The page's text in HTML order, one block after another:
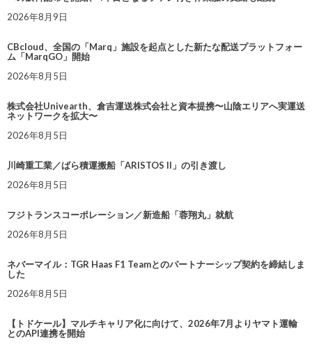
2026年8月9日
CBcloud、全国の「Marq」施設を起点とした新たな配送プラットフォー
ム「MarqGO」開始
2026年8月5日
株式会社Univearth、倉吉運送株式会社と資本提携〜山陰エリアへ実運送
ネットワークを拡大〜
2026年8月5日
川崎重工業／ばら積運搬船「ARISTOS II」の引き渡し
2026年8月5日
フジトランスコーポレーション／新造船「蓉翔丸」就航
2026年8月5日
ネバーマイル：TGR Haas F1 Teamとのパートナーシップ契約を締結しま
した
2026年8月5日
【トドケール】マルチキャリア化に向けて、2026年7月よりヤマト運輸
とのAPI連携を開始